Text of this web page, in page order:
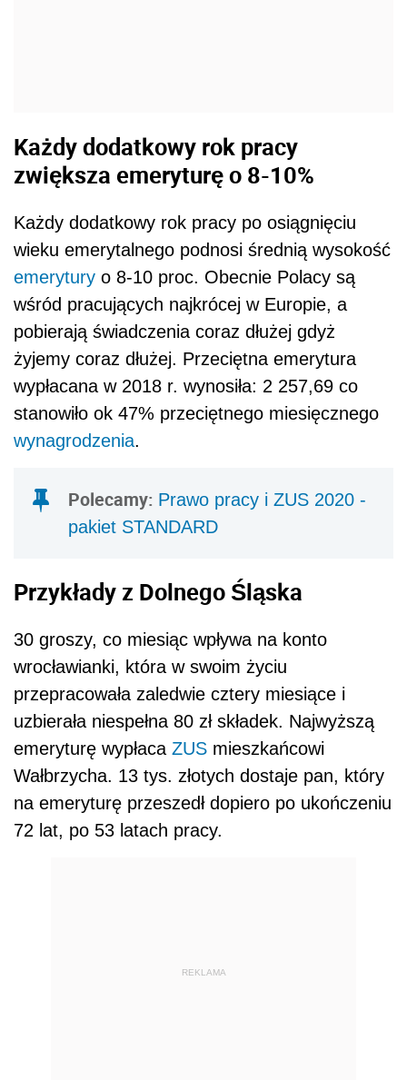
Każdy dodatkowy rok pracy
zwiększa emeryturę o 8-10%
Każdy dodatkowy rok pracy po osiągnięciu
wieku emerytalnego podnosi średnią wysokość
emerytury o 8-10 proc. Obecnie Polacy są
wśród pracujących najkrócej w Europie, a
pobierają świadczenia coraz dłużej gdyż
żyjemy coraz dłużej. Przeciętna emerytura
wypłacana w 2018 r. wynosiła: 2 257,69 co
stanowiło ok 47% przeciętnego miesięcznego
wynagrodzenia.
Polecamy: Prawo pracy i ZUS 2020 -
pakiet STANDARD
Przykłady z Dolnego Śląska
30 groszy, co miesiąc wpływa na konto
wrocławianki, która w swoim życiu
przepracowała zaledwie cztery miesiące i
uzbierała niespełna 80 zł składek. Najwyższą
emeryturę wypłaca ZUS mieszkańcowi
Wałbrzycha. 13 tys. złotych dostaje pan, który
na emeryturę przeszedł dopiero po ukończeniu
72 lat, po 53 latach pracy.
REKLAMA